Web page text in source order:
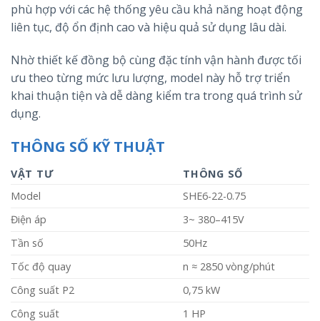
phù hợp với các hệ thống yêu cầu khả năng hoạt động
liên tục, độ ổn định cao và hiệu quả sử dụng lâu dài.
Nhờ thiết kế đồng bộ cùng đặc tính vận hành được tối
ưu theo từng mức lưu lượng, model này hỗ trợ triển
khai thuận tiện và dễ dàng kiểm tra trong quá trình sử
dụng.
THÔNG SỐ KỸ THUẬT
VẬT TƯ
THÔNG SỐ
Model
SHE6-22-0.75
Điện áp
3~ 380–415V
Tần số
50Hz
Tốc độ quay
n ≈ 2850 vòng/phút
Công suất P2
0,75 kW
Công suất
1 HP